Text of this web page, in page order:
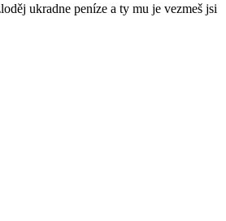
ukradne peníze a ty mu je vezmeš jsi